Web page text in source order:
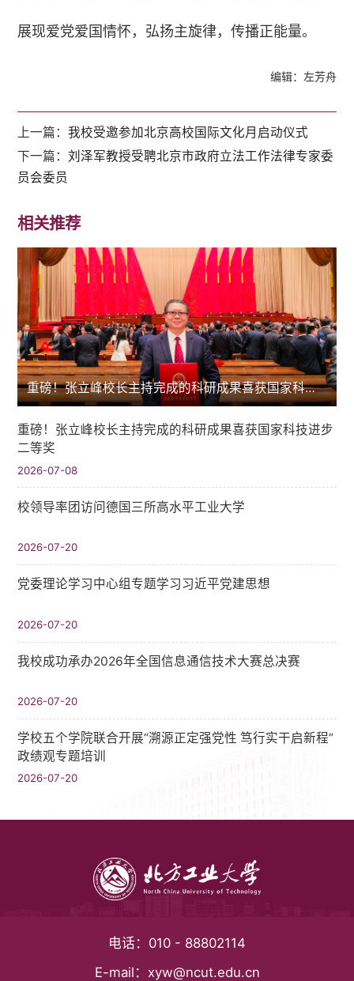
展现爱党爱国情怀，弘扬主旋律，传播正能量。
编辑：左芳舟
上一篇：我校受邀参加北京高校国际文化月启动仪式
下一篇：刘泽军教授受聘北京市政府立法工作法律专家委
员会委员
相关推荐
重磅！张立峰校长主持完成的科研成果喜获国家科技进步二等奖
重磅！张立峰校长主持完成的科研成果喜获国家科技进步
二等奖
2026-07-08
校领导率团访问德国三所高水平工业大学
2026-07-20
党委理论学习中心组专题学习习近平党建思想
2026-07-20
我校成功承办2026年全国信息通信技术大赛总决赛
2026-07-20
学校五个学院联合开展“溯源正定强党性 笃行实干启新程”
政绩观专题培训
2026-07-20
电话： 010 - 88802114
E-mail： xyw@ncut.edu.cn